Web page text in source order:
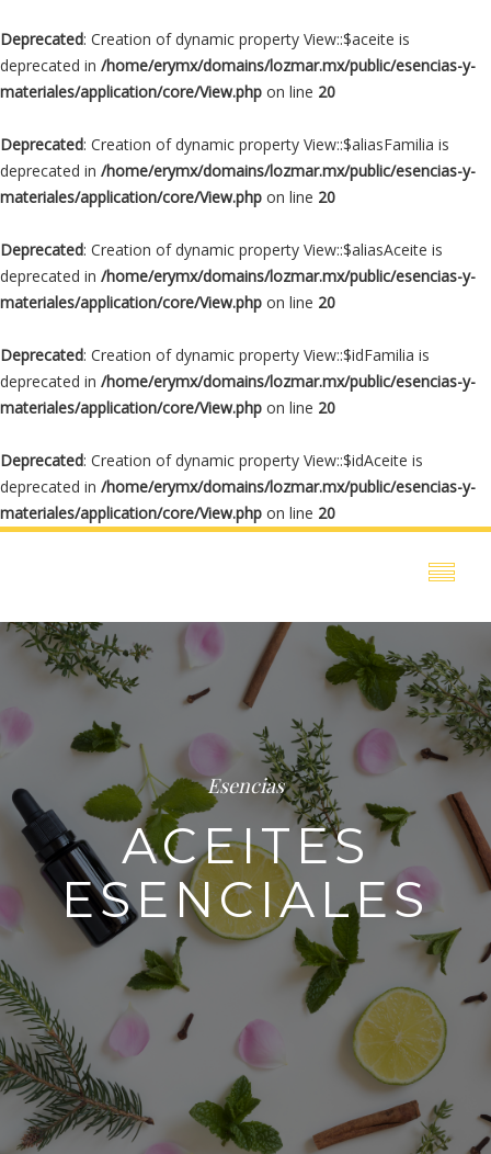
Deprecated: Creation of dynamic property View::$aceite is
deprecated in /home/erymx/domains/lozmar.mx/public/esencias-y-
materiales/application/core/View.php on line 20
Deprecated: Creation of dynamic property View::$aliasFamilia is
deprecated in /home/erymx/domains/lozmar.mx/public/esencias-y-
materiales/application/core/View.php on line 20
Deprecated: Creation of dynamic property View::$aliasAceite is
deprecated in /home/erymx/domains/lozmar.mx/public/esencias-y-
materiales/application/core/View.php on line 20
Deprecated: Creation of dynamic property View::$idFamilia is
deprecated in /home/erymx/domains/lozmar.mx/public/esencias-y-
materiales/application/core/View.php on line 20
Deprecated: Creation of dynamic property View::$idAceite is
deprecated in /home/erymx/domains/lozmar.mx/public/esencias-y-
materiales/application/core/View.php on line 20
Esencias
ACEITES
ESENCIALES